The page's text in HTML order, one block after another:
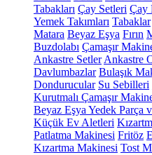
Tabakları Çay Setleri Çay
Yemek Takımları Tabaklar
Matara Beyaz Eşya Fırın
Buzdolabı Çamaşır
Ankastre Setler Ankastre
Davlumbazlar Bulaşık
Dondurucular Su Sebilleri
Kurutmalı Çamaşır
Beyaz Eşya Yedek Parça
Küçük Ev Aletleri
Patlatma Makinesi Fritöz
Kızartma Makinesi Tost